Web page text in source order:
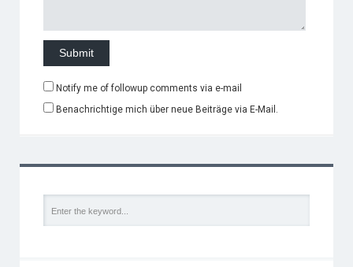
Notify me of followup comments via e-mail
Benachrichtige mich über neue Beiträge via E-Mail.